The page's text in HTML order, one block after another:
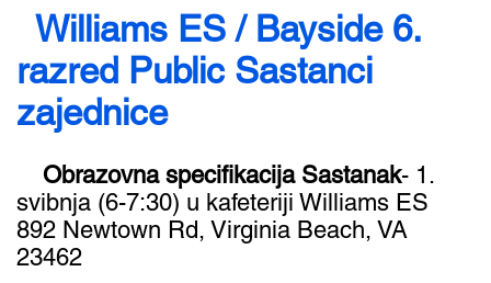
​ Williams ES / Bayside 6.
razred Public Sastanci
zajednice
Obrazovna specifikacija Sastanak- ​1.
svibnja (6-7:30) u kafeteriji Williams ES
892 Newtown Rd, Virginia Beach, VA
23462